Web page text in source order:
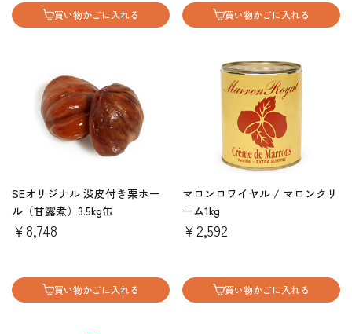
買い物かごに入れる 買い物かごに入れる
SEオリジナル 渋皮付き栗ホー
ル（甘露煮）3.5kg缶
￥8,748
買い物かごに入れる
マロンロワイヤル / マロンクリ
ーム1kg
￥2,592
買い物かごに入れる